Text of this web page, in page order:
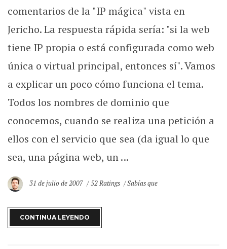
comentarios de la "IP mágica" vista en
Jericho. La respuesta rápida sería: "si la web
tiene IP propia o está configurada como web
única o virtual principal, entonces sí". Vamos
a explicar un poco cómo funciona el tema.
Todos los nombres de dominio que
conocemos, cuando se realiza una petición a
ellos con el servicio que sea (da igual lo que
sea, una página web, un ...
31 de julio de 2007 52 Ratings Sabías que
CONTINUA LEYENDO